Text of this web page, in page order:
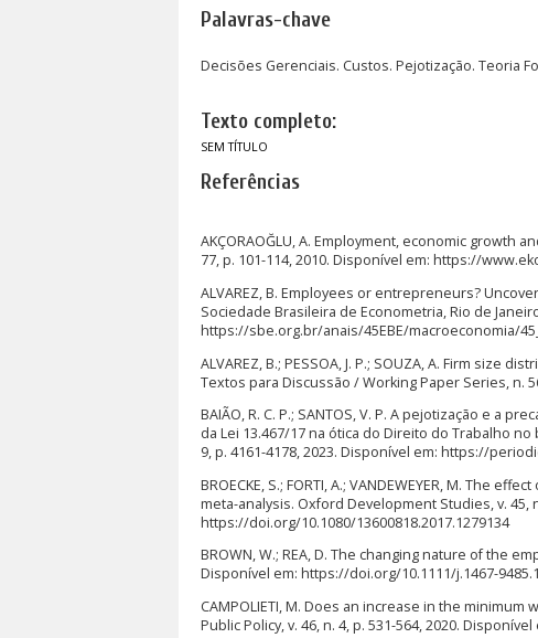
Palavras-chave
Decisões Gerenciais. Custos. Pejotização. Teoria
Texto completo:
SEM TÍTULO
Referências
AKÇORAOĞLU, A. Employment, economic growth
77, p. 101-114, 2010. Disponível em: https://
ALVAREZ, B. Employees or entrepreneurs?
Sociedade Brasileira de Econometria, Rio de
https://sbe.org.br/anais/45EBE/macroeconomia/
ALVAREZ, B.; PESSOA, J. P.; SOUZA, A. Firm size
Textos para Discussão / Working Paper Series, n.
BAIÃO, R. C. P.; SANTOS, V. P. A pejotização e a
da Lei 13.467/17 na ótica do Direito do Trabalho
9, p. 4161-4178, 2023. Disponível em: https://
BROECKE, S.; FORTI, A.; VANDEWEYER, M. The
meta-analysis. Oxford Development Studies, v. 45,
https://doi.org/10.1080/13600818.2017.1279134
BROWN, W.; REA, D. The changing nature of the
Disponível em: https://doi.org/10.1111/j.1467-
CAMPOLIETI, M. Does an increase in the
Public Policy, v. 46, n. 4, p. 531-564, 2020.